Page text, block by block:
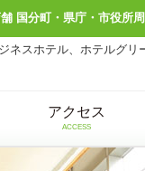
国分町・県庁・市役所
ネスホテル、ホテルグリ
アクセス
ACCESS